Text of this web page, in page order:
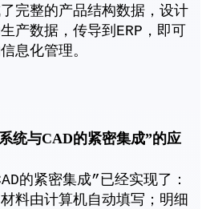
完整的产品结构数据，设计
产数据，传导到ERP，即可
息化管理。
统与CAD的紧密集成”的应
的紧密集成”已经实现了：
料由计算机自动填写；明细